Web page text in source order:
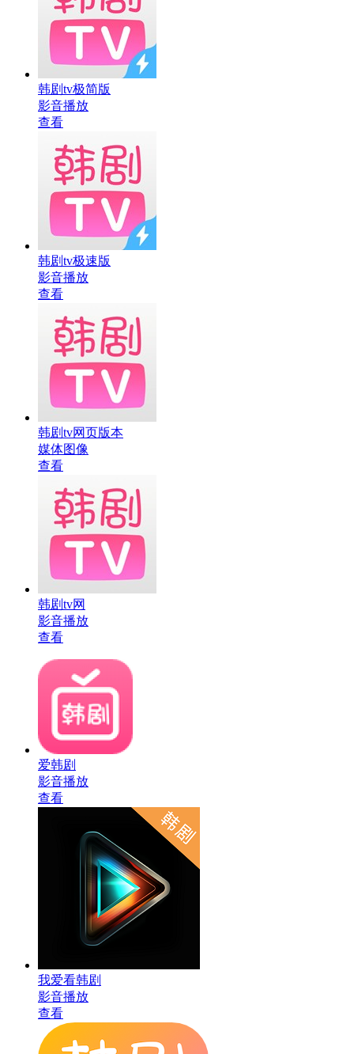
韩剧tv极简版
影音播放
查看
韩剧tv极速版
影音播放
查看
韩剧tv网页版本
媒体图像
查看
韩剧tv网
影音播放
查看
爱韩剧
影音播放
查看
我爱看韩剧
影音播放
查看